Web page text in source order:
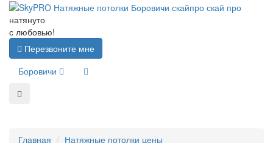
натянуто
с любовью!
Перезвоните мне
Боровичи
Главная
Натяжные потолки цены